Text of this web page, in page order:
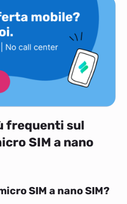
frequenti sul
SIM a nano
SIM a nano SIM?